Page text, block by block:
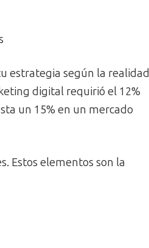
estrategia según la realidad
digital requirió el 12%
un 15% en un mercado
Estos elementos son la